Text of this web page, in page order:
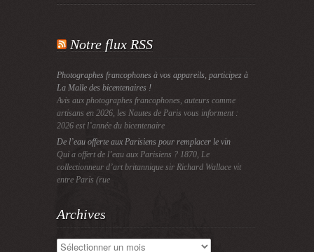
Notre flux RSS
Photographes francophones à vos appareils, participez à
La Malle des bicentenaires !
Avis aux photographes francophones, auteurs comme
artisans en 2026, les Nautes de Paris vous informent :
2026 est l’année du bicentenaire
De l’eau offerte aux Parisiens pour remplacer le vin
Qui a offert de l’eau aux Parisiens ? 1870, Le
collectionneur d’art britannique sir Richard Wallace vit
entre Paris (rue
Archives
Archives